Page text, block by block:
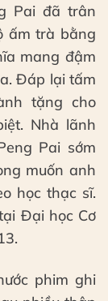
Pai đã trân
ấm trà bằng
mang đậm
Đáp lại tấm
tặng cho
Nhà lãnh
Pai sớm
muốn anh
học thạc sĩ.
Đại học Cơ
phim ghi